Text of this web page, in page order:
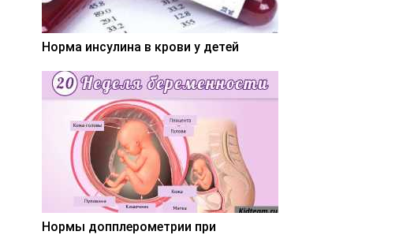
Норма инсулина в крови у детей
Нормы допплерометрии при